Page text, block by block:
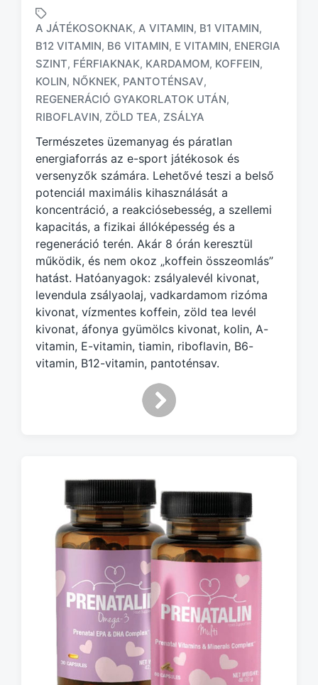
a
g
g
d
w
i
t
h
A JÁTÉKOSOKNAK, A VITAMIN, B1 VITAMIN,
B12 VITAMIN, B6 VITAMIN, E VITAMIN, ENERGIA
SZINT, FÉRFIAKNAK, KARDAMOM, KOFFEIN,
KOLIN, NŐKNEK, PANTOTÉNSAV,
REGENERÁCIÓ GYAKORLATOK UTÁN,
RIBOFLAVIN, ZÖLD TEA, ZSÁLYA
Természetes üzemanyag és páratlan
energiaforrás az e-sport játékosok és
versenyzők számára. Lehetővé teszi a belső
potenciál maximális kihasználását a
koncentráció, a reakciósebesség, a szellemi
kapacitás, a fizikai állóképesség és a
regeneráció terén. Akár 8 órán keresztül
működik, és nem okoz „koffein összeomlás”
hatást. Hatóanyagok: zsályalevél kivonat,
levendula zsályaolaj, vadkardamom rizóma
kivonat, vízmentes koffein, zöld tea levél
kivonat, áfonya gyümölcs kivonat, kolin, A-
vitamin, E-vitamin, tiamin, riboflavin, B6-
vitamin, B12-vitamin, pantoténsav.